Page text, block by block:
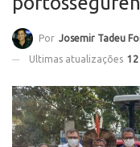
Por Josemir Tadeu
Ultimas atualizações 12